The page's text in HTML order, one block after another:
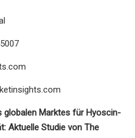
globalen Marktes für Hyoscin-
Aktuelle Studie von The